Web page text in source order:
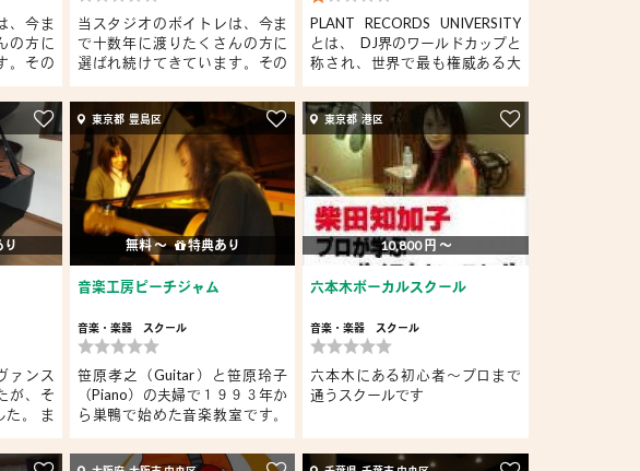
、今ま
の方に
。その
当スタジオのボイトレは、今ま
で十数年に渡りたくさんの方に
選ばれ続けてきています。その
PLANT RECORDS UNIVERSITY
とは、 ​ DJ界のワールドカップと
称され、世界で最も権威ある大
ァンス
が、そ
た。 ま
東京都 豊島区
無料 〜 特典あり
音楽工房ピーチジャム
音楽・楽器 スクール
笹原孝之（Guitar）と笹原玲子
（Piano）の夫婦で１９９３年か
ら巣鴨で始めた音楽教室です。
東京都 港区
10,800 円 〜
六本木ボーカルスクール
音楽・楽器 スクール
六本木にある初心者～プロまで
通うスクールです